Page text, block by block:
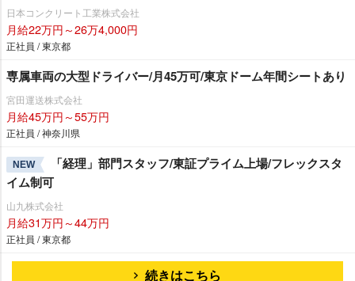
日本コンクリート工業株式会社
月給22万円～26万4,000円
正社員 / 東京都
専属車両の大型ドライバー/月45万可/東京ドーム年間シートあり
宮田運送株式会社
月給45万円～55万円
正社員 / 神奈川県
NEW
「経理」部門スタッフ/東証プライム上場/フレックスタ
イム制可
山九株式会社
月給31万円～44万円
正社員 / 東京都
続きはこちら